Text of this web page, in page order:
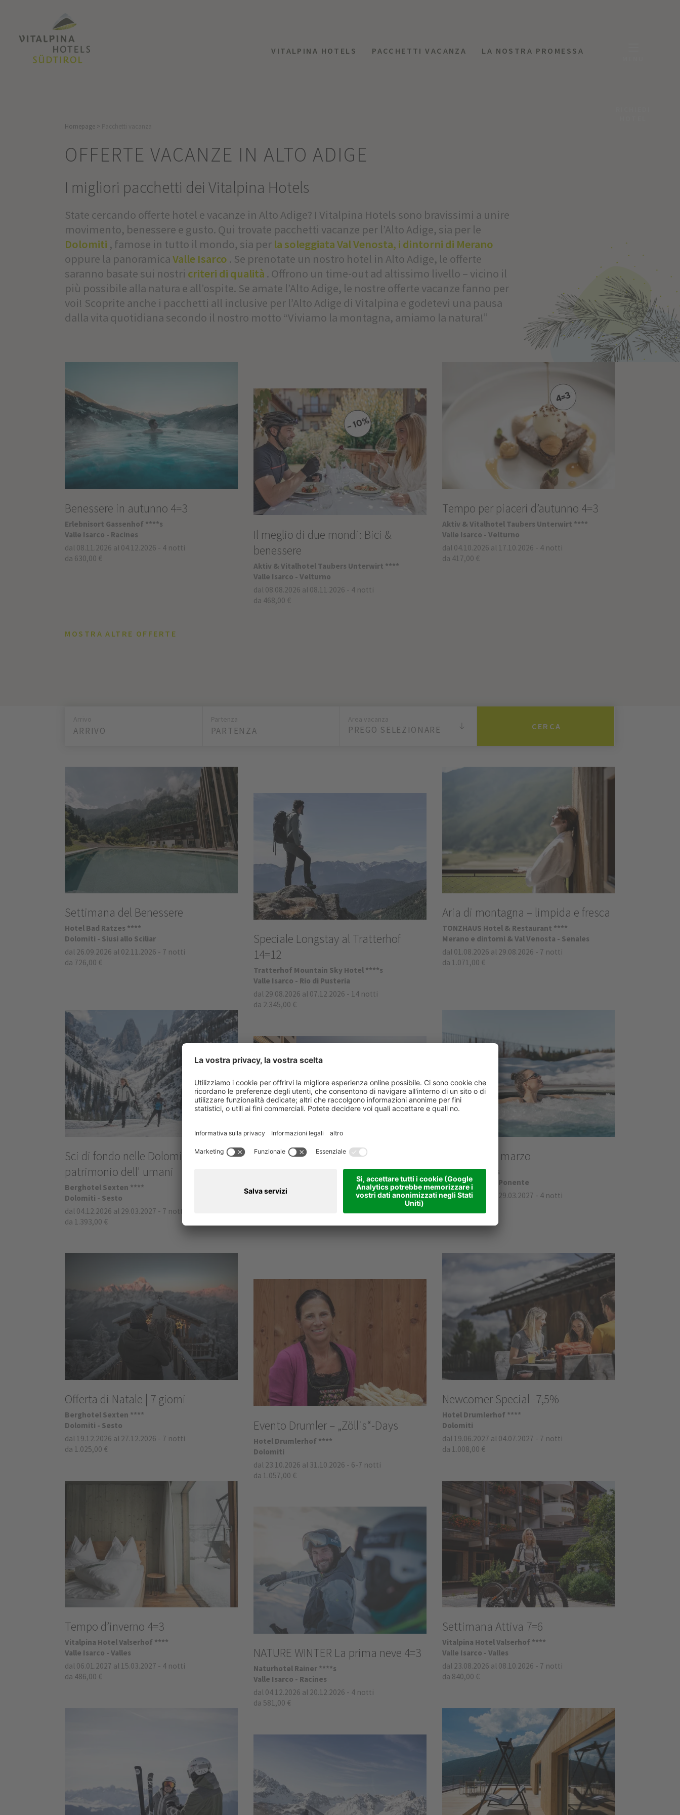
VITALPINA HOTELS PACCHETTI VACANZA LA NOSTRA PROMESSA
Homepage >
OFFERTE VACANZE IN ALTO ADIGE
I migliori pacchetti dei Vitalpina Hotels
State cercando offerte hotel e vacanze in Alto Adige? I Vitalpina Hotels sono bravissimi a unire
movimento, benessere e gusto. Qui trovate pacchetti vacanze per l’Alto Adige, sia per le
Dolomiti , famose in tutto il mondo, sia per la soleggiata Val Venosta, i dintorni di Merano
oppure la panoramicaValle Isarco . Se prenotate un nostro hotel in Alto Adige, le offerte
saranno basate sui nostri criteri di qualità . Offrono un time-out ad altissimo livello – vicino il
più possibile alla natura e all’ospite. Se amate l’Alto Adige, le nostre offerte vacanze fanno per
voi! Scoprite anche i pacchetti all inclusive per l’Alto Adige di Vitalpina e godetevi una pausa
dalla vita quotidiana secondo il nostro motto “Viviamo la montagna, amiamo la natura!”
Benessere in autunno 4=3
Erlebnisort Gassenhof ****s
Valle Isarco - Racines
dal 08.11.2026 al 04.12.2026 - 4 notti
da 630,00 €
Il meglio di due mondi: Bici &
benessere
Aktiv & Vitalhotel Taubers Unterwirt ****
Valle Isarco - Velturno
dal 08.08.2026 al 08.11.2026 - 4 notti
da 468,00 €
Tempo per piaceri d’autunno 4=3
Aktiv & Vitalhotel Taubers Unterwirt ****
Valle Isarco - Velturno
dal 04.10.2026 al 17.10.2026 - 4 notti
da 417,00 €
MOSTRA ALTRE OFFERTE
Arrivo Partenza Area vacanza
PREGO SELEZIONARE CERCA
Settimana del Benessere
Hotel Bad Ratzes ****
Dolomiti - Siusi allo Sciliar
dal 26.09.2026 al 02.11.2026 - 7 notti
da 726,00 €
Speciale Longstay al Tratterhof
14=12
Tratterhof Mountain Sky Hotel ****s
Valle Isarco - Rio di Pusteria
dal 29.08.2026 al 07.12.2026 - 14 notti
da 2.345,00 €
Aria di montagna – limpida e fresca
TONZHAUS Hotel & Restaurant ****
Merano e dintorni & Val Venosta - Senales
dal 01.08.2026 al 29.08.2026 - 7 notti
da 1.071,00 €
Sci di fondo nelle Dolomiti
patrimonio dell' umani
Berghotel Sexten ****
Dolomiti - Sesto
dal 04.12.2026 al 29.03.2027 - 7 notti
da 1.393,00 €
DAS GERSTL Alpine Retreat ****s
Feel Good a marzo
Hotel Erica ****s
Dolomiti - Nova Ponente
dal 01.03.2027 al 29.03.2027 - 4 notti
Offerta di Natale | 7 giorni
Berghotel Sexten ****
Dolomiti - Sesto
dal 19.12.2026 al 27.12.2026 - 7 notti
da 1.025,00 €
Evento Drumler – „Zöllis“-Days
Hotel Drumlerhof ****
Dolomiti
dal 23.10.2026 al 31.10.2026 - 6-7 notti
da 1.057,00 €
Newcomer Special -7,5%
Hotel Drumlerhof ****
Dolomiti
dal 19.06.2027 al 04.07.2027 - 7 notti
da 1.008,00 €
Tempo d’inverno 4=3
Vitalpina Hotel Valserhof ****
Valle Isarco - Valles
dal 06.01.2027 al 15.03.2027 - 4 notti
da 486,00 €
NATURE WINTER La prima neve 4=3
Naturhotel Rainer ****s
Valle Isarco - Racines
dal 04.12.2026 al 20.12.2026 - 4 notti
da 581,00 €
Settimana Attiva 7=6
Vitalpina Hotel Valserhof ****
Valle Isarco - Valles
dal 23.08.2026 al 08.10.2026 - 7 notti
da 840,00 €